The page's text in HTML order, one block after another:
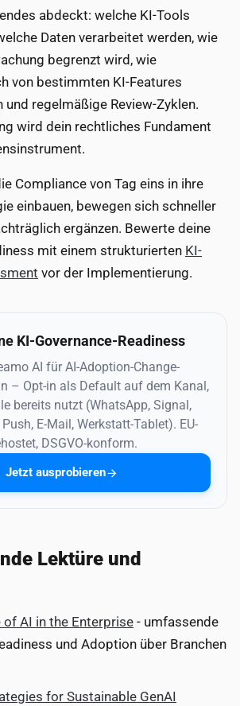
abdeckt: welche KI-Tools
Daten verarbeitet werden, wie
begrenzt wird, wie
von bestimmten KI-Features
und regelmäßige Review-Zyklen.
wird dein rechtliches Fundament
Compliance von Tag eins in ihre
einbauen, bewegen sich schneller
ergänzen. Bewerte deine
mit einem strukturierten KI-
vor der Implementierung.
KI-Governance-Readiness
AI für AI-Adoption-Change-
– Opt-in als Default auf dem Kanal,
bereits nutzt (WhatsApp, Signal,
E-Mail, Werkstatt-Tablet). EU-
DSGVO-konform.
Jetzt ausprobieren
Lektüre und
AI in the Enterprise - umfassende
und Adoption über Branchen
for Sustainable GenAI